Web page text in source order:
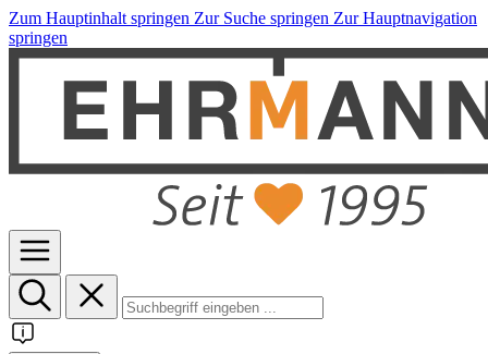
Zum Hauptinhalt springen Zur Suche springen Zur Hauptnavigation
springen